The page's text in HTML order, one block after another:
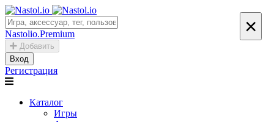
Nastolio.Premium
Добавить
Вход
Регистрация
Каталог
Игры
×